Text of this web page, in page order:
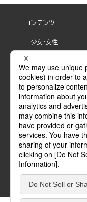
コンテンツ
少女・女性
BL
ライトノベル
青年・一般
グラビア・写真
モーター誌
SPECIAL
Sublicense